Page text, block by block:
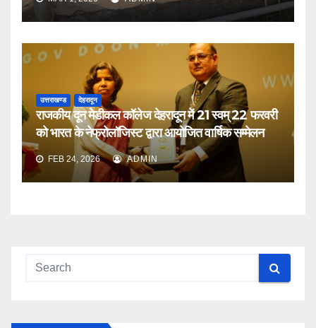
उत्तराखण्ड देहरादून
राजकीय दून मेडीकल कॉलेज देहरादून में 21 स्वम् 22 फरवरी
को भारत के नेफ्रोलॉजिस्ट द्वारा आयोजित वार्षिक सम्मेलन
FEB 24, 2026 ADMIN